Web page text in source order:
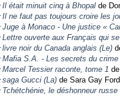
Il était minuit cinq à Bhopal de
Il ne faut pas toujours croire les
Juge à Monaco - Une justice «
Lettre ouverte aux Français qui
livre noir du Canada anglais (Le)
Mafia S.A. - Les secrets du crime
Marcel Tessier raconte, tome 1
saga Gucci (La) de Sara Gay
Tchétchénie, le déshonneur russe